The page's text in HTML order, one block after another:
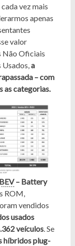
vez mais
apenas
valor
Não Oficiais
Usados,a
– com
as categorias.
– Battery
ROM,
vendidos
usados
veículos. Se
híbridos plug-